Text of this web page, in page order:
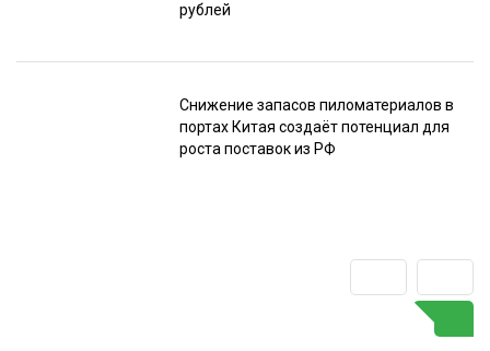
рублей
Снижение запасов пиломатериалов в
портах Китая создаёт потенциал для
роста поставок из РФ